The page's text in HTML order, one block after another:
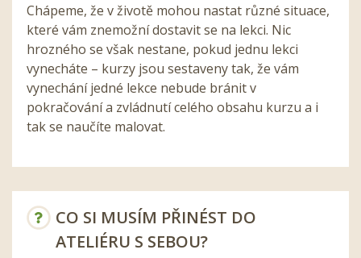
Chápeme, že v životě mohou nastat různé situace,
které vám znemožní dostavit se na lekci. Nic
hrozného se však nestane, pokud jednu lekci
vynecháte – kurzy jsou sestaveny tak, že vám
vynechání jedné lekce nebude bránit v
pokračování a zvládnutí celého obsahu kurzu a i
tak se naučíte malovat.
CO SI MUSÍM PŘINÉST DO
ATELIÉRU S SEBOU?